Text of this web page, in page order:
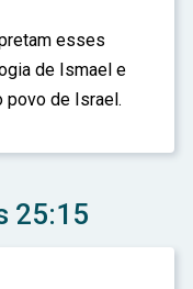
esses
de Ismael e
povo de Israel.
25:15